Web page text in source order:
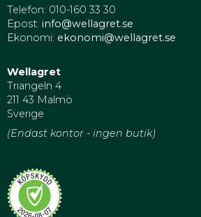
Telefon: 010-160 33 30
Epost: info@wellagret.se
Ekonomi: ekonomi@wellagret.se
Wellagret
Triangeln 4
211 43 Malmö
Sverige
(Endast kontor - ingen butik)